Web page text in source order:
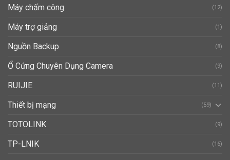
Máy chấm công (12)
Máy trợ giảng (1)
Nguồn Backup (8)
Ổ Cứng Chuyên Dụng Camera (9)
RUIJIE (11)
Thiết bị mạng (59)
TOTOLINK (9)
TP-LNIK (16)